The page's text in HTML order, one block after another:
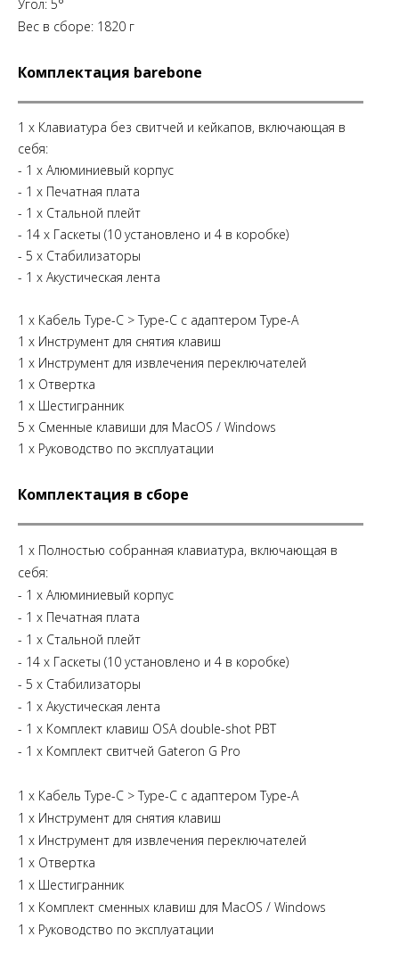
Угол: 5°
Вес в сборе: 1820 г
Комплектация barebone
1 x Клавиатура без свитчей и кейкапов, включающая в
себя:
- 1 х Алюминиевый корпус
- 1 х Печатная плата
- 1 х Стальной плейт
- 14 х Гаскеты (10 установлено и 4 в коробке)
- 5 х Стабилизаторы
- 1 x Акустическая лента
1 x Кабель Type-C > Type-C с адаптером Type-A
1 х Инструмент для снятия клавиш
1 х Инструмент для извлечения переключателей
1 х Отвертка
1 х Шестигранник
5 х Сменные клавиши для MacOS / Windows
1 х Руководство по эксплуатации
Комплектация в сборе
1 x Полностью собранная клавиатура, включающая в
себя:
- 1 х Алюминиевый корпус
- 1 х Печатная плата
- 1 х Стальной плейт
- 14 х Гаскеты (10 установлено и 4 в коробке)
- 5 х Стабилизаторы
- 1 x Акустическая лента
- 1 x Комплект клавиш OSA double-shot PBT
- 1 x Комплект свитчей Gateron G Pro
1 x Кабель Type-C > Type-C с адаптером Type-A
1 х Инструмент для снятия клавиш
1 х Инструмент для извлечения переключателей
1 х Отвертка
1 х Шестигранник
1 х Комплект сменных клавиш для MacOS / Windows
1 х Руководство по эксплуатации